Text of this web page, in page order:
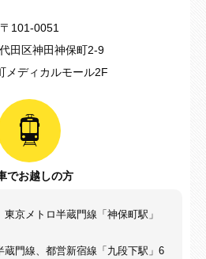
〒101-0051
田区神田神保町2-9
メディカルモール2F
でお越しの方
東京メトロ半蔵門線「神保町駅」
蔵門線、都営新宿線「九段下駅」6